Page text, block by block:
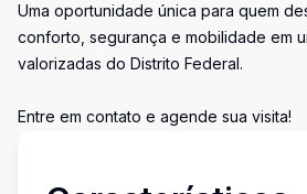
Uma oportunidade única para quem
conforto, segurança e mobilidade em
valorizadas do Distrito Federal.
Entre em contato e agende sua visita!